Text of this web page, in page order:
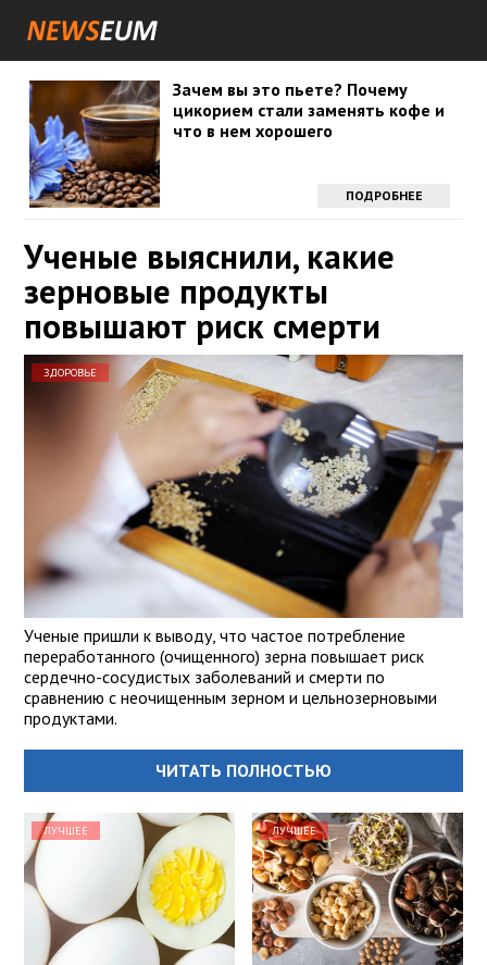
Зачем вы это пьете? Почему
цикорием стали заменять кофе и
что в нем хорошего
ПОДРОБНЕЕ
Ученые выяснили, какие
зерновые продукты
повышают риск смерти
ЗДОРОВЬЕ
Ученые пришли к выводу, что частое потребление
переработанного (очищенного) зерна повышает риск
сердечно-сосудистых заболеваний и смерти по
сравнению с неочищенным зерном и цельнозерновыми
продуктами.
ЧИТАТЬ ПОЛНОСТЬЮ
ЛУЧШЕЕ ЛУЧШЕЕ